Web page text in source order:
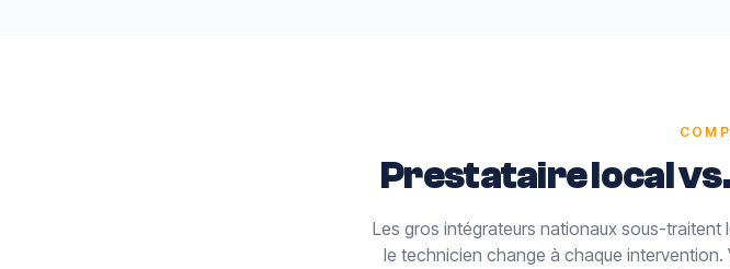
Prestataire local
Les gros intégrateurs nationaux sous-
le technicien change à chaque